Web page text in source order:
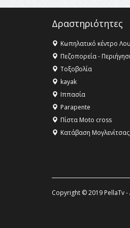
Δραστηριότητες
Κωπηλατικό κέντρο
Πεζοπορεία -
Τοξοβολία
kayak
Ιππασία
Parapente
Πίστα Moto cross
Κατάβαση
Copyright © 2019 PellaTv